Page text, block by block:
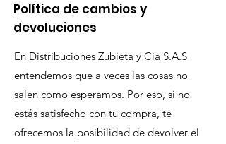
Política de cambios y
devoluciones
En Distribuciones Zubieta y Cia S.A.S
entendemos que a veces las cosas no
salen como esperamos. Por eso, si no
estás satisfecho con tu compra, te
ofrecemos la posibilidad de devolver el